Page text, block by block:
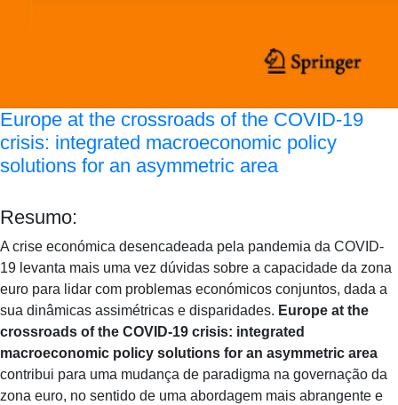
Europe at the crossroads of the COVID-19
crisis: integrated macroeconomic policy
solutions for an asymmetric area
Resumo:
A crise económica desencadeada pela pandemia da COVID-
19 levanta mais uma vez dúvidas sobre a capacidade da zona
euro para lidar com problemas económicos conjuntos, dada a
sua dinâmicas assimétricas e disparidades. Europe at the
crossroads of the COVID-19 crisis: integrated
macroeconomic policy solutions for an asymmetric area
contribui para uma mudança de paradigma na governação da
zona euro, no sentido de uma abordagem mais abrangente e